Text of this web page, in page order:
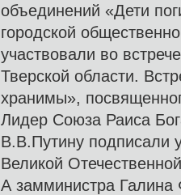
объединений «Дети
городской
участвовали во
Тверской области.
хранимы»,
Лидер Союза Раиса
В.В.Путину подписали
Великой
А замминистра Галина